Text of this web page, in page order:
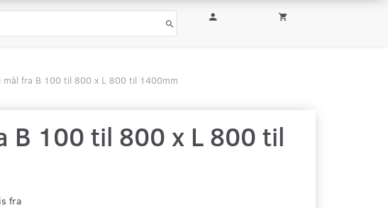
mål fra B 100 til 800 x L 800 til 1400mm
B 100 til 800 x L 800 til
fra